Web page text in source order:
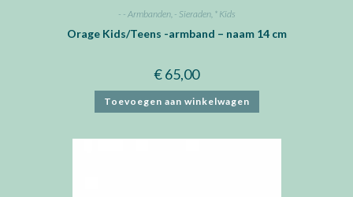
- - Armbanden, - Sieraden, * Kids
Orage Kids/Teens -armband – naam 14 cm
€65,00
Toevoegen aan winkelwagen